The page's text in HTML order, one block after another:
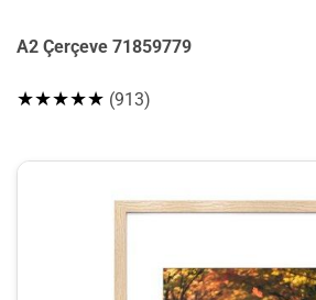
A2 Çerçeve 71859779
★★★★★ (913)